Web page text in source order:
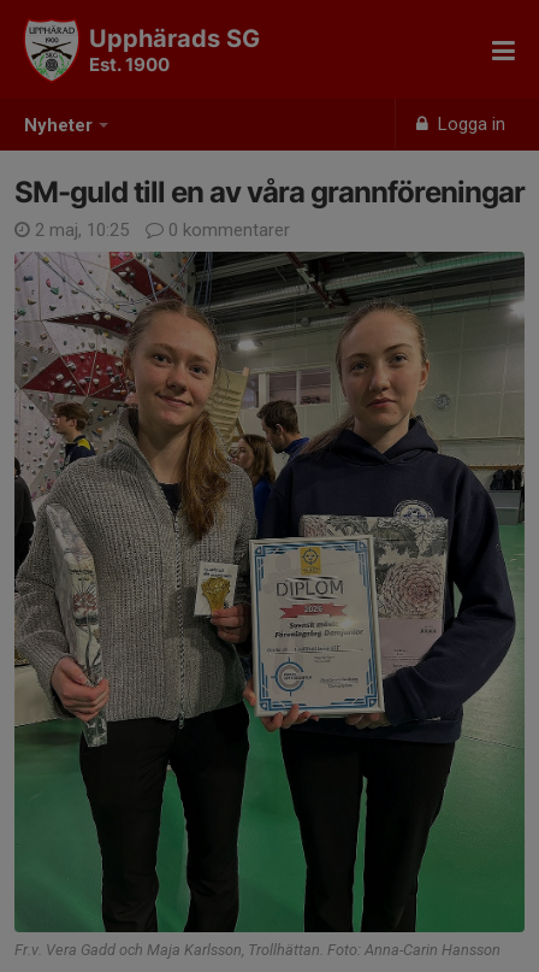
Nyheter Logga in
Upphärads SG
Est. 1900
SM-guld till en av våra grannföreningar
2 maj, 10:25 0 kommentarer
Fr.v. Vera Gadd och Maja Karlsson, Trollhättan. Foto: Anna-Carin Hansson